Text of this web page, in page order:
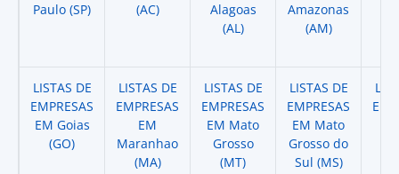
Paulo (SP)
(AC)
Alagoas
(AL)
Amazonas
(AM)
LISTAS DE
EMPRESAS
EM Goias
(GO)
LISTAS DE
EMPRESAS
EM
Maranhao
(MA)
LISTAS DE
EMPRESAS
EM Mato
Grosso
(MT)
LISTAS DE
EMPRESAS
EM Mato
Grosso do
Sul (MS)